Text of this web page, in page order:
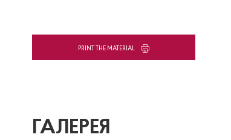
PRINT THE MATERIAL
ГАЛЕРЕЯ